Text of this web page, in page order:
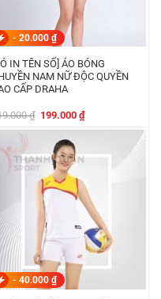
- 20.000 ₫
IN TÊN SỐ] ÁO BÓNG
NAM NỮ ĐỘC QUYỀN
CAO CẤP DRAHA
₫ Giá
là:
219.000 ₫.
199.000₫Giá
tại
199.000 ₫.
- 40.000 ₫